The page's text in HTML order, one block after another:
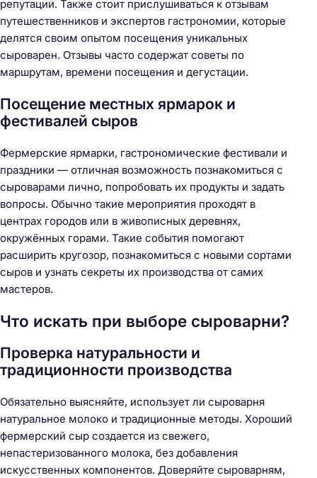
репутации. Также стоит прислушиваться к отзывам
путешественников и экспертов гастрономии, которые
делятся своим опытом посещения уникальных
сыроварен. Отзывы часто содержат советы по
маршрутам, времени посещения и дегустации.
Посещение местных ярмарок и
фестивалей сыров
Фермерские ярмарки, гастрономические фестивали и
праздники — отличная возможность познакомиться с
сыроварами лично, попробовать их продукты и задать
вопросы. Обычно такие мероприятия проходят в
центрах городов или в живописных деревнях,
окружённых горами. Такие события помогают
расширить кругозор, познакомиться с новыми сортами
сыров и узнать секреты их производства от самих
мастеров.
Что искать при выборе сыроварни?
Проверка натуральности и
традиционности производства
Обязательно выясняйте, использует ли сыроварня
натуральное молоко и традиционные методы. Хороший
фермерский сыр создается из свежего,
непастеризованного молока, без добавления
искусственных компонентов. Доверяйте сыроварням,